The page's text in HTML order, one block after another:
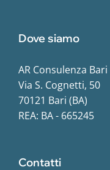
Dove siamo
AR Consulenza
Via S. Cognetti, 50
70121 Bari (BA)
REA: BA - 665245
Contatti